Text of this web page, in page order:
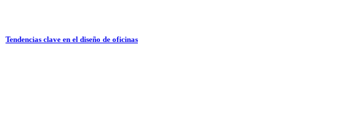
Tendencias clave en el diseño de oficinas